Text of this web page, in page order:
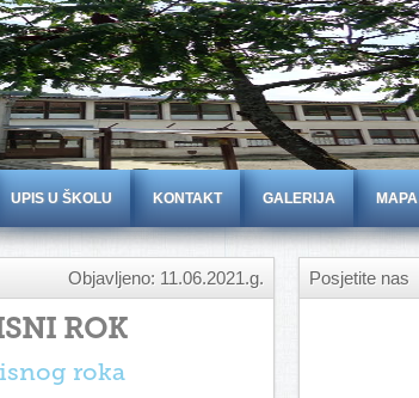
UPIS U ŠKOLU KONTAKT GALERIJA MAPA
Objavljeno: 11.06.2021.g.
ROK
roka
Posjetite nas